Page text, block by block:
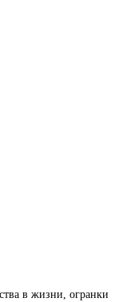
в жизни, огранки